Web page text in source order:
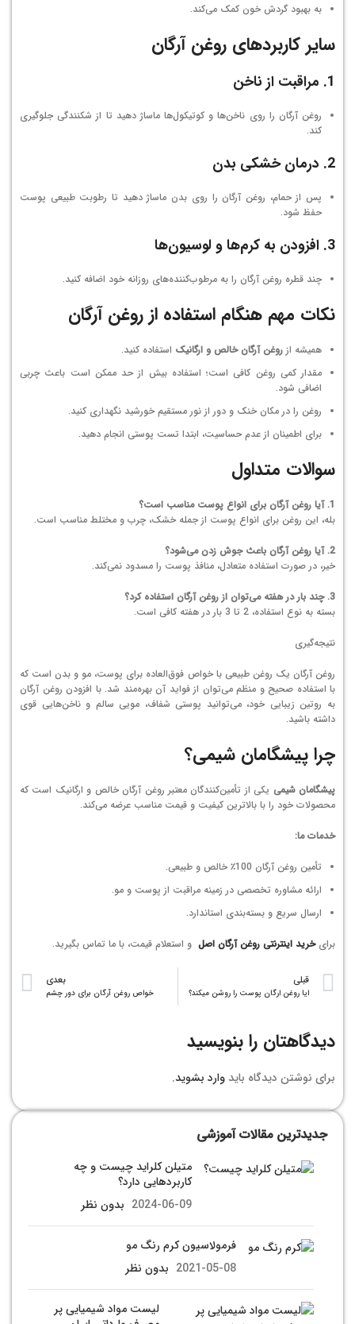
به بهبود گردش خون کمک می‌کند.
سایر کاربردهای روغن آرگان
1. مراقبت از ناخن
روغن آرگان را روی ناخن‌ها و کوتیکول‌ها ماساژ دهید تا از شکنندگی جلوگیری
کند.
2. درمان خشکی بدن
پس از حمام، روغن آرگان را روی بدن ماساژ دهید تا رطوبت طبیعی پوست
حفظ شود.
3. افزودن به کرم‌ها و لوسیون‌ها
چند قطره روغن آرگان را به مرطوب‌کننده‌های روزانه خود اضافه کنید.
نکات مهم هنگام استفاده از روغن آرگان
همیشه از روغن آرگان خالص و ارگانیک استفاده کنید.
مقدار کمی روغن کافی است؛ استفاده بیش از حد ممکن است باعث چربی
اضافی شود.
روغن را در مکان خنک و دور از نور مستقیم خورشید نگهداری کنید.
برای اطمینان از عدم حساسیت، ابتدا تست پوستی انجام دهید.
سوالات متداول
1. آیا روغن آرگان برای انواع پوست مناسب است؟
بله، این روغن برای انواع پوست از جمله خشک، چرب و مختلط مناسب است.
2. آیا روغن آرگان باعث جوش زدن می‌شود؟
خیر، در صورت استفاده متعادل، منافذ پوست را مسدود نمی‌کند.
3. چند بار در هفته می‌توان از روغن آرگان استفاده کرد؟
بسته به نوع استفاده، 2 تا 3 بار در هفته کافی است.
نتیجه‌گیری
روغن آرگان یک روغن طبیعی با خواص فوق‌العاده برای پوست، مو و بدن است که
با استفاده صحیح و منظم می‌توان از فواید آن بهره‌مند شد. با افزودن روغن آرگان
به روتین زیبایی خود، می‌توانید پوستی شفاف، مویی سالم و ناخن‌هایی قوی
داشته باشید.
چرا پیشگامان شیمی؟
پیشگامان شیمی یکی از تأمین‌کنندگان معتبر روغن آرگان خالص و ارگانیک است که
محصولات خود را با بالاترین کیفیت و قیمت مناسب عرضه می‌کند.
خدمات ما:
تأمین روغن آرگان 100٪ خالص و طبیعی.
ارائه مشاوره تخصصی در زمینه مراقبت از پوست و مو.
ارسال سریع و بسته‌بندی استاندارد.
برایخرید اینترنتی روغن آرگان اصل و استعلام قیمت، با ما تماس بگیرید.
قبلی
ایا روغن ارگان پوست را روشن میکند؟
بعدی
خواص روغن آرگان برای دور چشم
دیدگاهتان را بنویسید
برای نوشتن دیدگاه باید وارد بشوید.
جدیدترین مقالات آموزشی
متیلن کلراید چیست و چه
کاربردهایی دارد؟
2024-06-09 بدون نظر
فرمولاسیون کرم رنگ مو
2021-05-08 بدون نظر
لیست مواد شیمیایی پر